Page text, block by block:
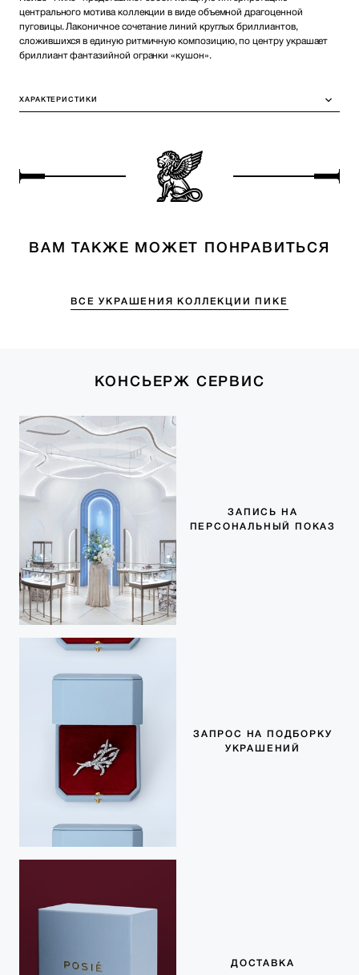
центрального мотива коллекции в виде объемной драгоценной
пуговицы. Лаконичное сочетание линий круглых бриллиантов,
сложившихся в единую ритмичную композицию, по центру украшает
бриллиант фантазийной огранки «кушон».
ХАРАКТЕРИСТИКИ
ВАМ ТАКЖЕ МОЖЕТ ПОНРАВИТЬСЯ
ВСЕ УКРАШЕНИЯ КОЛЛЕКЦИИ ПИКЕ
КОНСЬЕРЖ СЕРВИС
ЗАПИСЬ НА
ПЕРСОНАЛЬНЫЙ ПОКАЗ
ЗАПРОС НА ПОДБОРКУ
УКРАШЕНИЙ
ДОСТАВКА